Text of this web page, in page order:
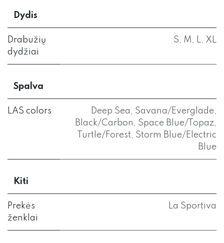
Dydis
Drabužių
dydžiai
S, M , L, XL
Spalva
LAS colors Deep Sea , Savana/Everglade,
Black/Carbon , Space Blue/Topaz,
Turtle/Forest, Storm Blue/Electric
Blue
Kiti
Prekės
ženklai
La Sportiva